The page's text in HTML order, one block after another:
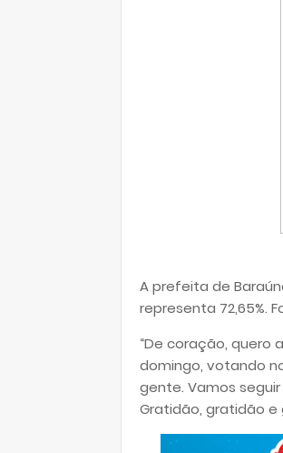
A prefeita de
representa 72,65%.
“De coração, quero
domingo, votando
gente. Vamos
Gratidão, gratidão e